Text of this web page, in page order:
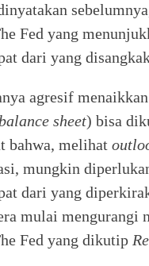
Fed yang
dari yang
agresif
sheet) bisa
bahwa, melihat
mungkin
dari yang
mulai mengurangi
Fed yang dikutip